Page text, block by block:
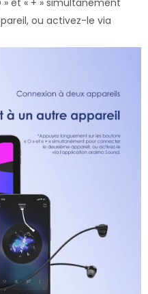
et « + » simultanément
ou activez-le via